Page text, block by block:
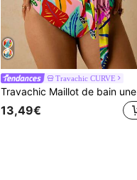
Travachic CURVE
13,49€